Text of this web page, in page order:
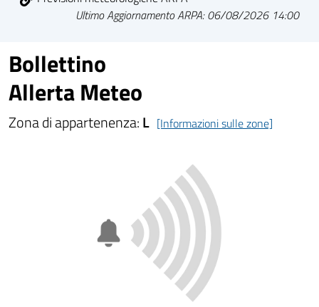
Ultimo Aggiornamento ARPA: 06/08/2026 14:00
Bollettino
Allerta Meteo
Zona di appartenenza:L [Informazioni sulle zone]